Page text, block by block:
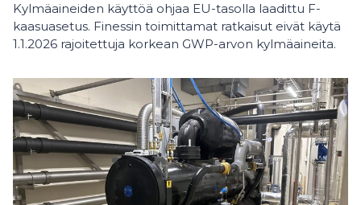
Kylmäaineiden käyttöä ohjaa EU-tasolla laadittu F-
kaasuasetus. Finessin toimittamat ratkaisut eivät käytä
1.1.2026 rajoitettuja korkean GWP-arvon kylmäaineita.